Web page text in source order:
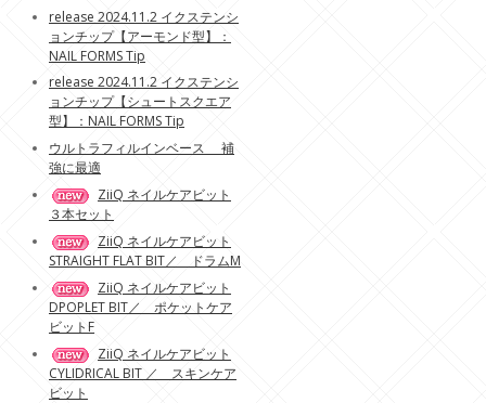
release 2024.11.2 イクステンシ
ョンチップ【アーモンド型】：
NAIL FORMS Tip
release 2024.11.2 イクステンシ
ョンチップ【シュートスクエア
型】：NAIL FORMS Tip
ウルトラフィルインベース 補
強に最適
ZiiQ ネイルケアビット
３本セット
ZiiQ ネイルケアビット
STRAIGHT FLAT BIT／ ドラムM
ZiiQ ネイルケアビット
DPOPLET BIT／ ポケットケア
ビットF
ZiiQ ネイルケアビット
CYLIDRICAL BIT ／ スキンケア
ビット